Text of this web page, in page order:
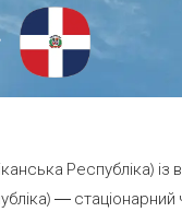
Республіка)
— стаціонарний